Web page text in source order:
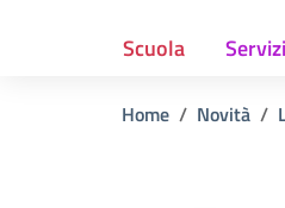
Scuola Servizi
Home Novità